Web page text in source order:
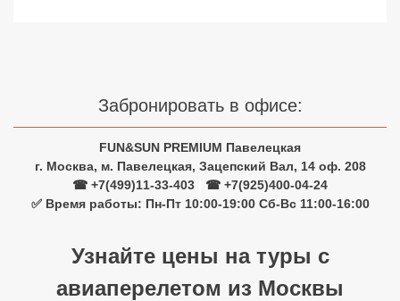
Забронировать в офисе:
FUN&SUN PREMIUM Павелецкая
г. Москва, м. Павелецкая, Зацепский Вал, 14 оф. 208
☎ +7(499)11-33-403
☎ +7(925)400-04-24
✅ Время работы: Пн-Пт 10:00-19:00 Сб-Вс 11:00-16:00
Узнайте цены на туры с
авиаперелетом из Москвы